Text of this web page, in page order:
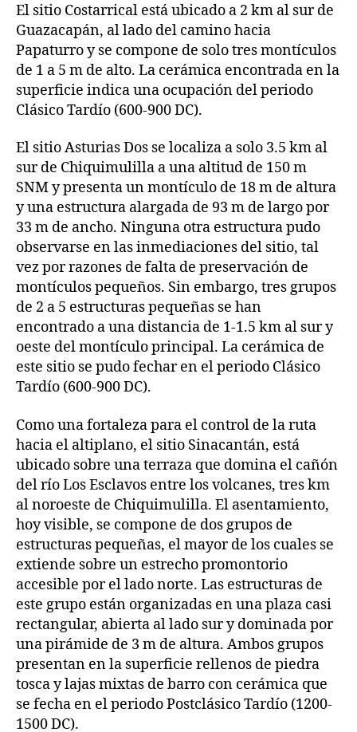
El sitio Costarrical está ubicado a 2 km al sur de
Guazacapán, al lado del camino hacia
Papaturro y se compone de solo tres montículos
de 1 a 5 m de alto. La cerámica encontrada en la
superficie indica una ocupación del periodo
Clásico Tardío (600-900 DC).
El sitio Asturias Dos se localiza a solo 3.5 km al
sur de Chiquimulilla a una altitud de 150 m
SNM y presenta un montículo de 18 m de altura
y una estructura alargada de 93 m de largo por
33 m de ancho. Ninguna otra estructura pudo
observarse en las inmediaciones del sitio, tal
vez por razones de falta de preservación de
montículos pequeños. Sin embargo, tres grupos
de 2 a 5 estructuras pequeñas se han
encontrado a una distancia de 1-1.5 km al sur y
oeste del montículo principal. La cerámica de
este sitio se pudo fechar en el periodo Clásico
Tardío (600-900 DC).
Como una fortaleza para el control de la ruta
hacia el altiplano, el sitio Sinacantán, está
ubicado sobre una terraza que domina el cañón
del río Los Esclavos entre los volcanes, tres km
al noroeste de Chiquimulilla. El asentamiento,
hoy visible, se compone de dos grupos de
estructuras pequeñas, el mayor de los cuales se
extiende sobre un estrecho promontorio
accesible por el lado norte. Las estructuras de
este grupo están organizadas en una plaza casi
rectangular, abierta al lado sur y dominada por
una pirámide de 3 m de altura. Ambos grupos
presentan en la superficie rellenos de piedra
tosca y lajas mixtas de barro con cerámica que
se fecha en el periodo Postclásico Tardío (1200-
1500 DC).